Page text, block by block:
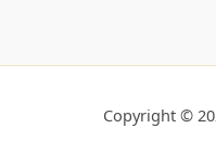
Copyright ©